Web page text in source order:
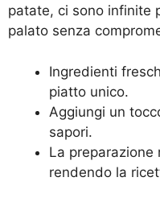
patate, ci sono infinite
palato senza
Ingredienti
piatto unico.
Aggiungi un
sapori.
La preparazione
rendendo la